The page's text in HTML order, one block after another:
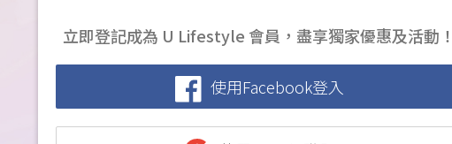
立即登記成為 U Lifestyle 會員，盡享獨家優惠及活動！
使用Facebook登入